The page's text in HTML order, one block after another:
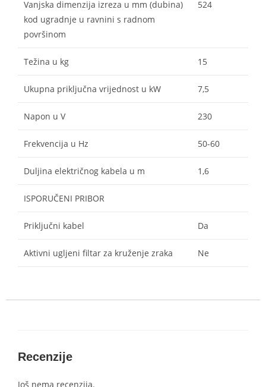
Vanjska dimenzija izreza u mm (dubina)
kod ugradnje u ravnini s radnom
površinom
524
Težina u kg 15
Ukupna priključna vrijednost u kW 7,5
Napon u V 230
Frekvencija u Hz 50-60
Duljina električnog kabela u m 1,6
ISPORUČENI PRIBOR
Priključni kabel Da
Aktivni ugljeni filtar za kruženje zraka Ne
Recenzije
Još nema recenzija.